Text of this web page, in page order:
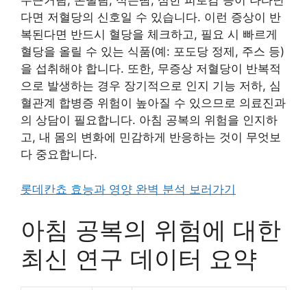
다면 저혈당의 신호일 수 있습니다. 이런 증상이 반
복된다면 반드시 혈당을 체크하고, 필요 시 빠르게
혈당을 올릴 수 있는 식품(예: 포도당 정제, 주스 등)
을 섭취해야 합니다. 또한, 무증상 저혈당이 반복적
으로 발생하는 경우 장기적으로 인지 기능 저하, 심
혈관계 합병증 위험이 높아질 수 있으므로 의료진과
의 상담이 필요합니다. 아침 공복의 위험을 인지하
고, 내 몸의 변화에 민감하게 반응하는 것이 무엇보
다 중요합니다.
롯데칸쵸 효능과 영양 완벽 분석 보러가기
아침 공복의 위험에 대한
최신 연구 데이터 요약